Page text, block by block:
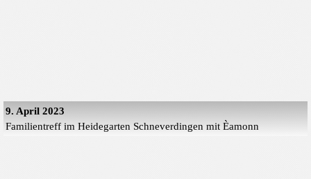
9. April 2023
Familientreff im Heidegarten Schneverdingen mit Èamonn